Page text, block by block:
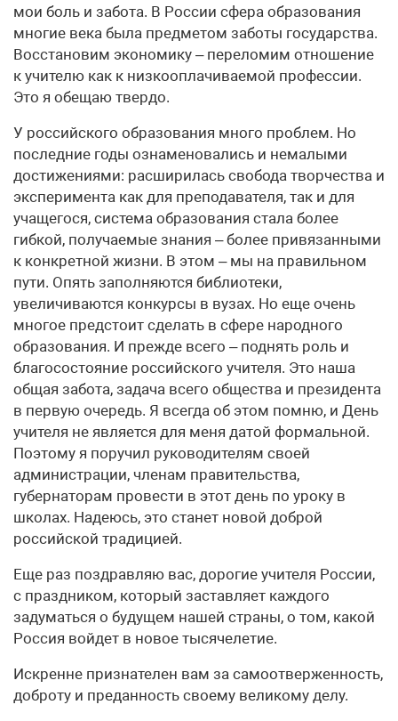
мои боль и забота. В России сфера образования
многие века была предметом заботы государства.
Восстановим экономику – переломим отношение
к учителю как к низкооплачиваемой профессии.
Это я обещаю твердо.
У российского образования много проблем. Но
последние годы ознаменовались и немалыми
достижениями: расширилась свобода творчества и
эксперимента как для преподавателя, так и для
учащегося, система образования стала более
гибкой, получаемые знания – более привязанными
к конкретной жизни. В этом – мы на правильном
пути. Опять заполняются библиотеки,
увеличиваются конкурсы в вузах. Но еще очень
многое предстоит сделать в сфере народного
образования. И прежде всего – поднять роль и
благосостояние российского учителя. Это наша
общая забота, задача всего общества и президента
в первую очередь. Я всегда об этом помню, и День
учителя не является для меня датой формальной.
Поэтому я поручил руководителям своей
администрации, членам правительства,
губернаторам провести в этот день по уроку в
школах. Надеюсь, это станет новой доброй
российской традицией.
Еще раз поздравляю вас, дорогие учителя России,
с праздником, который заставляет каждого
задуматься о будущем нашей страны, о том, какой
Россия войдет в новое тысячелетие.
Искренне признателен вам за самоотверженность,
доброту и преданность своему великому делу.